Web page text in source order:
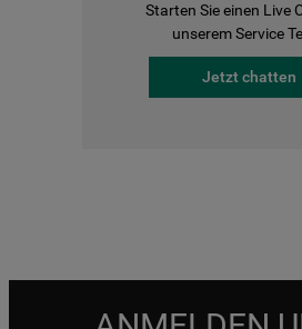
Starten Sie einen Live
unserem Service
Jetzt chatten